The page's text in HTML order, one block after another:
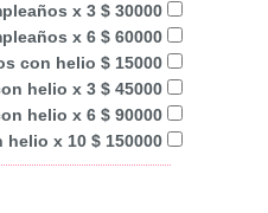
x 3 $ 30000
x 6 $ 60000
con helio $ 15000
helio x 3 $ 45000
helio x 6 $ 90000
x 10 $ 150000